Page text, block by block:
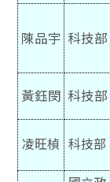
陳品宇 科技部
黃鈺閔 科技部
凌旺楨 科技部